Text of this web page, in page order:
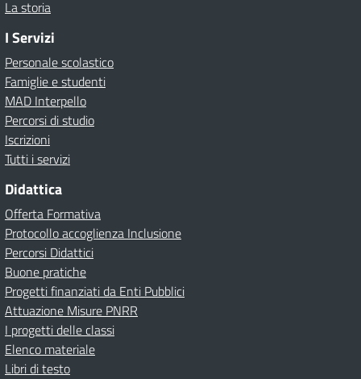
La storia
I Servizi
Personale scolastico
Famiglie e studenti
MAD Interpello
Percorsi di studio
Iscrizioni
Tutti i servizi
Didattica
Offerta Formativa
Protocollo accoglienza Inclusione
Percorsi Didattici
Buone pratiche
Progetti finanziati da Enti Pubblici
Attuazione Misure PNRR
I progetti delle classi
Elenco materiale
Libri di testo